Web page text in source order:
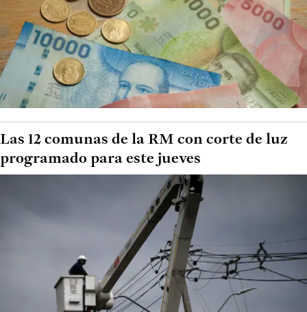
Las 12 comunas de la RM con corte de luz
programado para este jueves